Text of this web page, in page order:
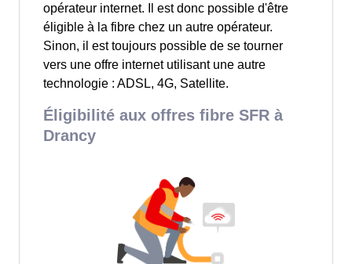
opérateur internet. Il est donc possible d'être
éligible à la fibre chez un autre opérateur.
Sinon, il est toujours possible de se tourner
vers une offre internet utilisant une autre
technologie : ADSL, 4G, Satellite.
Éligibilité aux offres fibre SFR à
Drancy